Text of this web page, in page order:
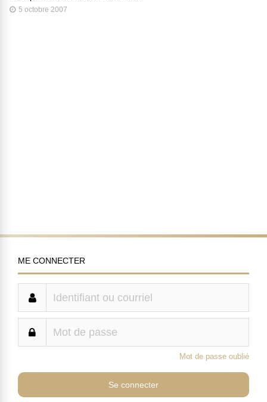
5 octobre 2007
ME CONNECTER
Mot de passe oublié